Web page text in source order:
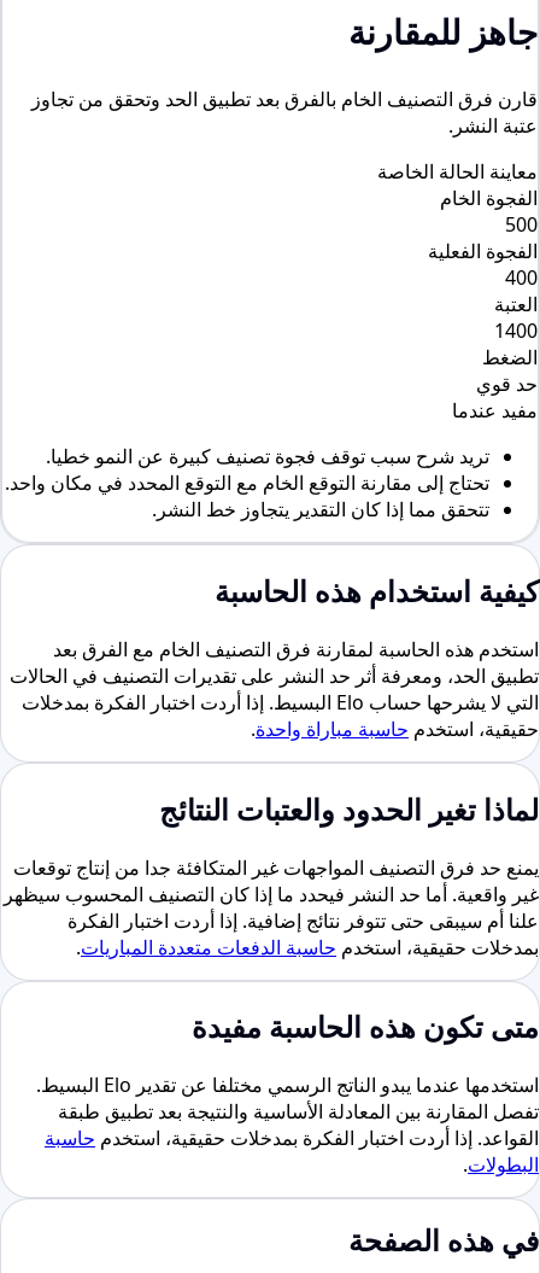
جاهز للمقارنة
قارن فرق التصنيف الخام بالفرق بعد تطبيق الحد وتحقق من تجاوز
عتبة النشر.
معاينة الحالة الخاصة
الفجوة الخام
500
الفجوة الفعلية
400
العتبة
1400
الضغط
حد قوي
مفيد عندما
تريد شرح سبب توقف فجوة تصنيف كبيرة عن النمو خطيا.
تحتاج إلى مقارنة التوقع الخام مع التوقع المحدد في مكان واحد.
تتحقق مما إذا كان التقدير يتجاوز خط النشر.
كيفية استخدام هذه الحاسبة
استخدم هذه الحاسبة لمقارنة فرق التصنيف الخام مع الفرق بعد
تطبيق الحد، ومعرفة أثر حد النشر على تقديرات التصنيف في الحالات
التي لا يشرحها حساب Elo البسيط. إذا أردت اختبار الفكرة بمدخلات
حقيقية، استخدم حاسبة مباراة واحدة.
لماذا تغير الحدود والعتبات النتائج
يمنع حد فرق التصنيف المواجهات غير المتكافئة جدا من إنتاج توقعات
غير واقعية. أما حد النشر فيحدد ما إذا كان التصنيف المحسوب سيظهر
علنا أم سيبقى حتى تتوفر نتائج إضافية. إذا أردت اختبار الفكرة
بمدخلات حقيقية، استخدم حاسبة الدفعات متعددة المباريات.
متى تكون هذه الحاسبة مفيدة
استخدمها عندما يبدو الناتج الرسمي مختلفا عن تقدير Elo البسيط.
تفصل المقارنة بين المعادلة الأساسية والنتيجة بعد تطبيق طبقة
القواعد. إذا أردت اختبار الفكرة بمدخلات حقيقية، استخدم حاسبة
البطولات.
في هذه الصفحة